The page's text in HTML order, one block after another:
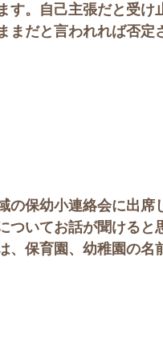
す。自己主張だと受け
まだと言われれば否定
の保幼小連絡会に出席
ついてお話が聞けると
、保育園、幼稚園の名